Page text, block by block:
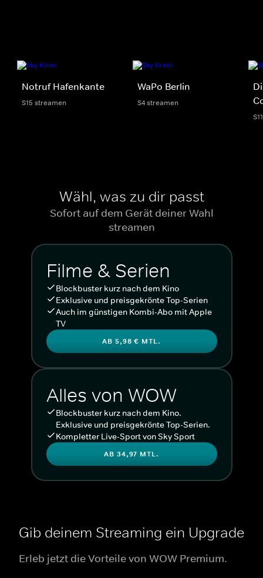
Notruf Hafenkante
S15 streamen
WaPo Berlin
S4 streamen
Wähl, was zu dir passt
Sofort auf dem Gerät deiner Wahl
streamen
Filme & Serien
Blockbuster kurz nach dem Kino
Exklusive und preisgekrönte Top-Serien
Auch im günstigen Kombi-Abo mit Apple
TV
AB 5,98 € MTL.
Alles von WOW
Blockbuster kurz nach dem Kino.
Exklusive und preisgekrönte Top-Serien.
Kompletter Live-Sport von Sky Sport
AB 34,97 MTL.
Gib deinem Streaming ein Upgrade
Erleb jetzt die Vorteile von WOW Premium.